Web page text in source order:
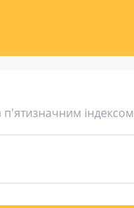
п'ятизначним індексом